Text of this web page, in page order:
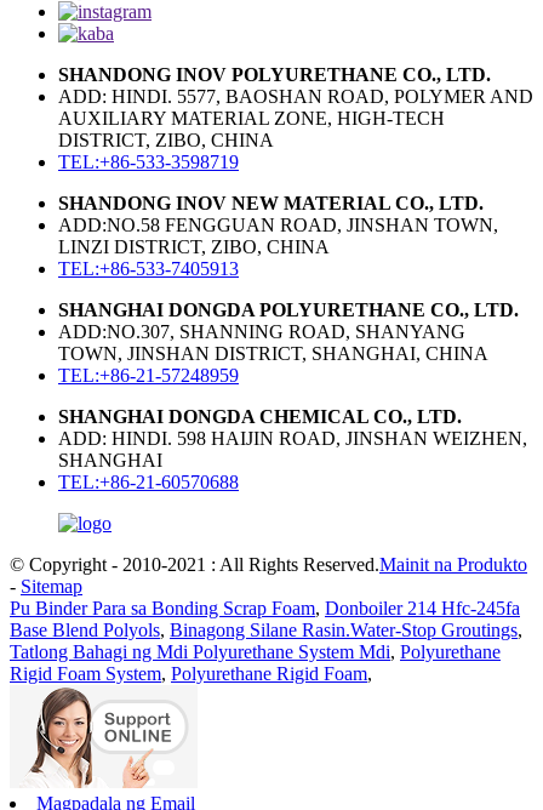
SHANDONG INOV POLYURETHANE CO., LTD.
ADD: HINDI. 5577, BAOSHAN ROAD, POLYMER AND
AUXILIARY MATERIAL ZONE, HIGH-TECH
DISTRICT, ZIBO, CHINA
TEL:+86-533-3598719
SHANDONG INOV NEW MATERIAL CO., LTD.
ADD:NO.58 FENGGUAN ROAD, JINSHAN TOWN,
LINZI DISTRICT, ZIBO, CHINA
TEL:+86-533-7405913
SHANGHAI DONGDA POLYURETHANE CO., LTD.
ADD:NO.307, SHANNING ROAD, SHANYANG
TOWN, JINSHAN DISTRICT, SHANGHAI, CHINA
TEL:+86-21-57248959
SHANGHAI DONGDA CHEMICAL CO., LTD.
ADD: HINDI. 598 HAIJIN ROAD, JINSHAN WEIZHEN,
SHANGHAI
TEL:+86-21-60570688
© Copyright - 2010-2021 : All Rights Reserved.Mainit na Produkto
- Sitemap
Pu Binder Para sa Bonding Scrap Foam, Donboiler 214 Hfc-245fa
Base Blend Polyols, Binagong Silane Rasin.Water-Stop Groutings,
Tatlong Bahagi ng Mdi Polyurethane System Mdi, Polyurethane
Rigid Foam System, Polyurethane Rigid Foam,
Magpadala ng Email